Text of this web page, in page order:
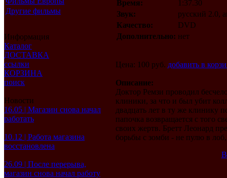
Другие фильмы
Информация
Каталог
ДОСТАВКА
ссылки
КОРЗИНА
поиск
Новости
16.05 | Магазин снова начал
работать
10.12 | Работа магазина
восстановлена
26.09 | После перерыва,
магазин снова начал работу
Время:
1:37.30
Звук:
русский 2.0,
Качество:
DVD
Дополнительно: нет
Цена: 100 руб. добавить в
Описание:
Доктор Ремзи проводил
клиники, за что и был убит
двадцать лет в ту же клинику
папочка возвращается с того
своих жертв. Бретт Леонард
борьбы с зомби - не пулю в